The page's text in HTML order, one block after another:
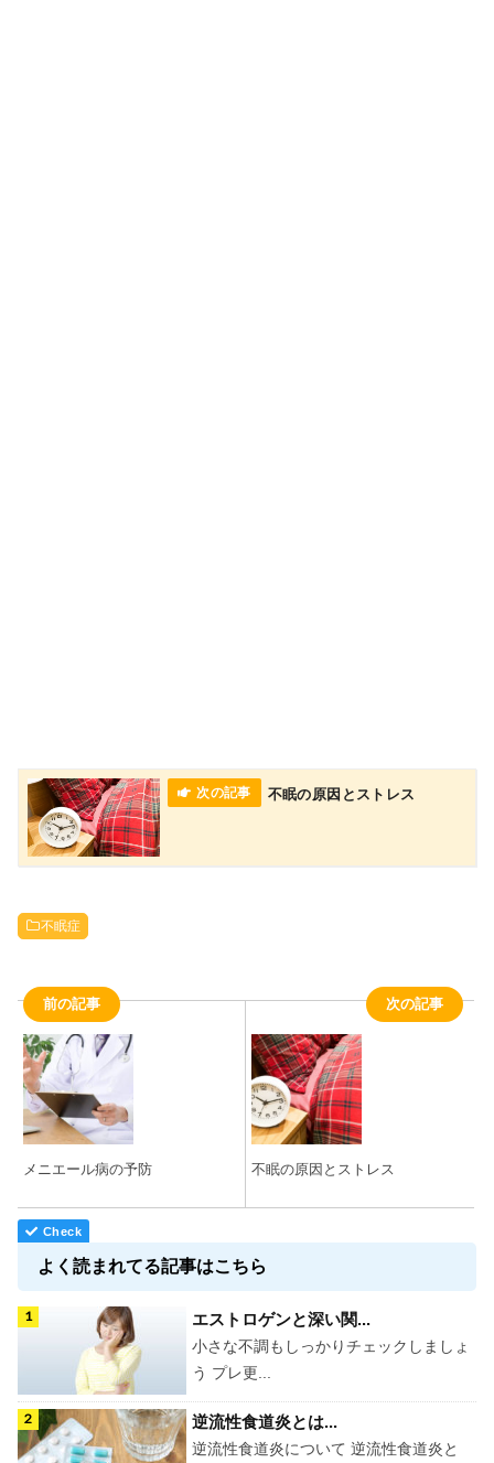
不眠の原因とストレス
不眠症
前の記事
メニエール病の予防
次の記事
不眠の原因とストレス
よく読まれてる記事はこちら
エストロゲンと深い関...
小さな不調もしっかりチェックしましょ
う プレ更...
逆流性食道炎とは...
逆流性食道炎について 逆流性食道炎と